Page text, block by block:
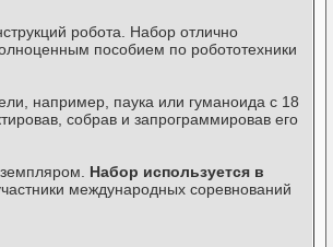
робота. Набор отлично
пособием по робототехники
например, паука или гуманоида с 18
собрав и запрограммировав его
Набор используется в
международных соревнований